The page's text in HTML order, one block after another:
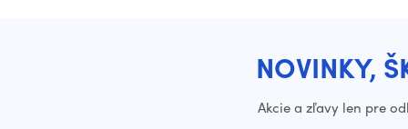
NOVINKY,
Akcie a zľavy len pre